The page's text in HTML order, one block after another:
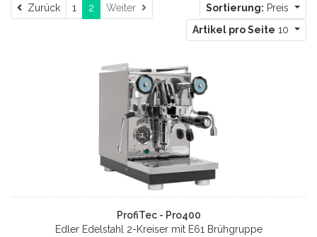
ZurückZurück
1 2 Weiter Sortierung: Preis
Artikel pro Seite 10
ProfiTec - Pro400
Edler Edelstahl 2-Kreiser mit E61 Brühgruppe